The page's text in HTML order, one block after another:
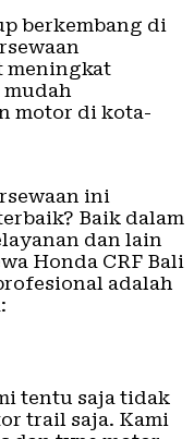
berkembang di
meningkat
motor di kota-
ini
Baik dalam
dan lain
Honda CRF Bali
adalah
tentu saja tidak
trail saja. Kami